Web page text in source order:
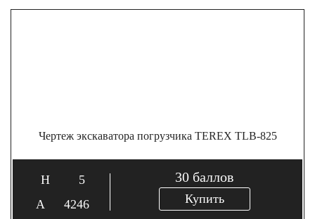
Чертеж экскаватора погрузчика TEREX TLB-825
5
4246
30 баллов
Купить